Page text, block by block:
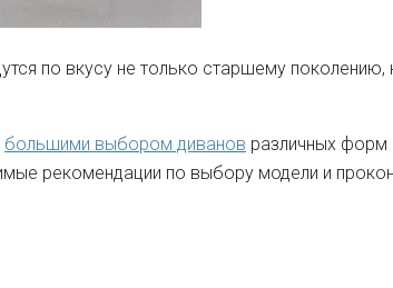
по вкусу не только старшему
большими выбором диванов различных форм
рекомендации по выбору модели и